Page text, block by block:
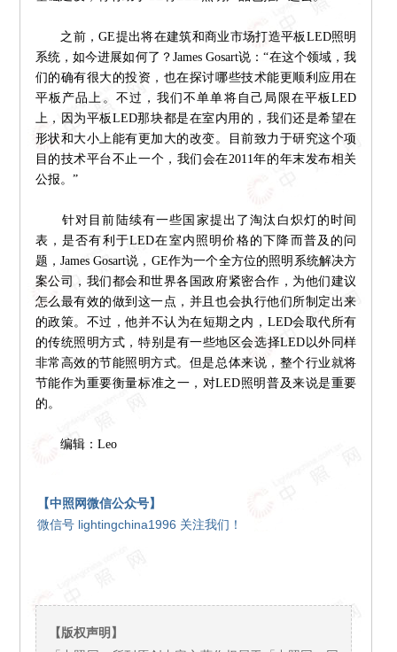
之前，GE提出将在建筑和商业市场打造平板LED照明
系统，如今进展如何了？James Gosart说：“在这个领域，我
们的确有很大的投资，也在探讨哪些技术能更顺利应用在
平板产品上。不过，我们不单单将自己局限在平板LED
上，因为平板LED那块都是在室内用的，我们还是希望在
形状和大小上能有更加大的改变。目前致力于研究这个项
目的技术平台不止一个，我们会在2011年的年末发布相关
公报。”
针对目前陆续有一些国家提出了淘汰白炽灯的时间
表，是否有利于LED在室内照明价格的下降而普及的问
题，James Gosart说，GE作为一个全方位的照明系统解决方
案公司，我们都会和世界各国政府紧密合作，为他们建议
怎么最有效的做到这一点，并且也会执行他们所制定出来
的政策。不过，他并不认为在短期之内，LED会取代所有
的传统照明方式，特别是有一些地区会选择LED以外同样
非常高效的节能照明方式。但是总体来说，整个行业就将
节能作为重要衡量标准之一，对LED照明普及来说是重要
的。
编辑：Leo
【中照网微信公众号】
微信号 lightingchina1996 关注我们！
【版权声明】